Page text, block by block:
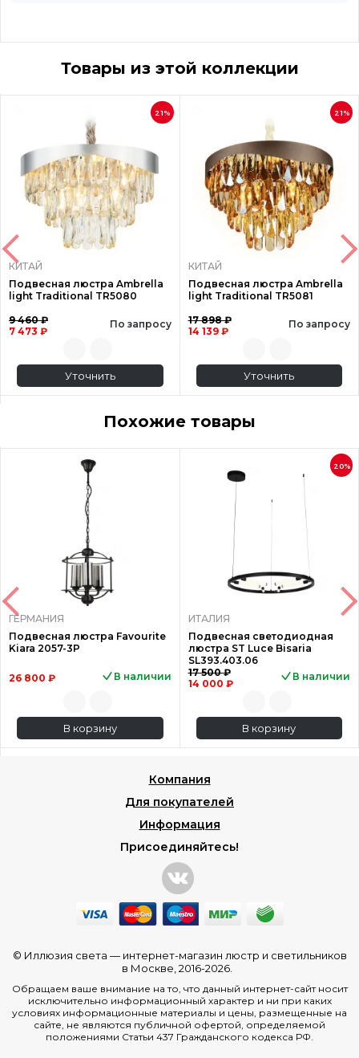
Товары из этой коллекции
21%
КИТАЙ
Подвесная люстра Ambrella
light Traditional TR5080
9 460 ₽
7 473 ₽
По запросу
Уточнить
21%
КИТАЙ
Подвесная люстра Ambrella
light Traditional TR5081
17 898 ₽
14 139 ₽
По запросу
Уточнить
Похожие товары
ГЕРМАНИЯ
Подвесная люстра Favourite
Kiara 2057-3P
26 800 ₽ В наличии
В корзину
20%
ИТАЛИЯ
Подвесная светодиодная
люстра ST Luce Bisaria
SL393.403.06
17 500 ₽
14 000 ₽
В наличии
В корзину
Компания
Для покупателей
Информация
Присоединяйтесь!
© Иллюзия света — интернет-магазин люстр и светильников
в Москве , 2016-2026.
Обращаем ваше внимание на то, что данный интернет-сайт носит
исключительно информационный характер и ни при каких
условиях информационные материалы и цены, размещенные на
сайте, не являются публичной офертой, определяемой
положениями Статьи 437 Гражданского кодекса РФ.